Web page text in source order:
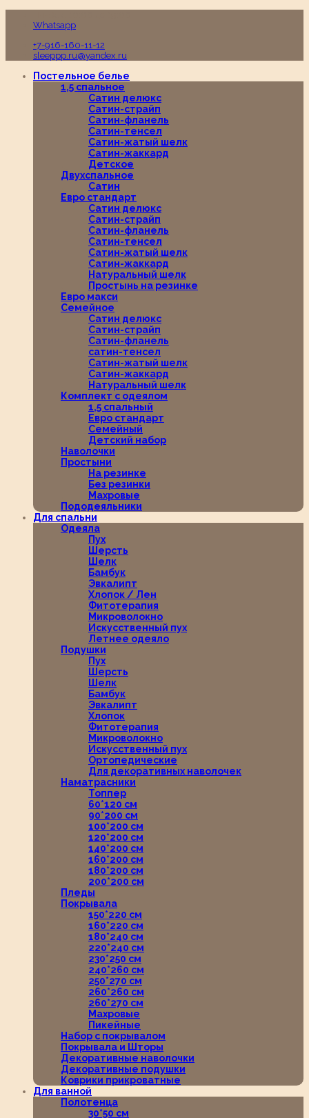
Whatsapp
+7-916-160-11-12
sleeppp.ru@yandex.ru
Постельное белье
1,5 спальное
Сатин делюкс
Сатин-страйп
Сатин-фланель
Сатин-тенсел
Сатин-жатый шелк
Сатин-жаккард
Детское
Двухспальное
Сатин
Евро стандарт
Сатин делюкс
Сатин-страйп
Сатин-фланель
Сатин-тенсел
Сатин-жатый шелк
Сатин-жаккард
Натуральный шелк
Простынь на резинке
Евро макси
Семейное
Сатин делюкс
Сатин-страйп
Сатин-фланель
сатин-тенсел
Сатин-жатый шелк
Сатин-жаккард
Натуральный шелк
Комплект с одеялом
1,5 спальный
Евро стандарт
Семейный
Детский набор
Наволочки
Простыни
На резинке
Без резинки
Махровые
Пододеяльники
Для спальни
Одеяла
Пух
Шерсть
Шелк
Бамбук
Эвкалипт
Хлопок / Лен
Фитотерапия
Микроволокно
Искусственный пух
Летнее одеяло
Подушки
Пух
Шерсть
Шелк
Бамбук
Эвкалипт
Хлопок
Фитотерапия
Микроволокно
Искусственный пух
Ортопедические
Для декоративных наволочек
Наматрасники
Топпер
60*120 см
90*200 см
100*200 см
120*200 см
140*200 см
160*200 см
180*200 см
200*200 см
Пледы
Покрывала
150*220 см
160*220 см
180*240 см
220*240 см
230*250 см
240*260 см
250*270 см
260*260 см
260*270 см
Махровые
Пикейные
Набор с покрывалом
Покрывала и Шторы
Декоративные наволочки
Декоративные подушки
Коврики прикроватные
Для ванной
Полотенца
30*50 см